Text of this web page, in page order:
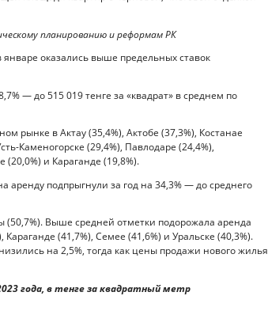
планированию и реформам РК
оказались выше предельных ставок
— до 515 019 тенге за «квадрат» в среднем по
рынке в Актау (35,4%), Актобе (37,3%), Костанае
Каменогорске (29,4%), Павлодаре (24,4%),
(20,0%) и Караганде (19,8%).
аренду подпрыгнули за год на 34,3% — до среднего
(50,7%). Выше средней отметки подорожала аренда
(41,7%), Семее (41,6%) и Уральске (40,3%).
на 2,5%, тогда как цены продажи нового жилья
года, в тенге за квадратный метр